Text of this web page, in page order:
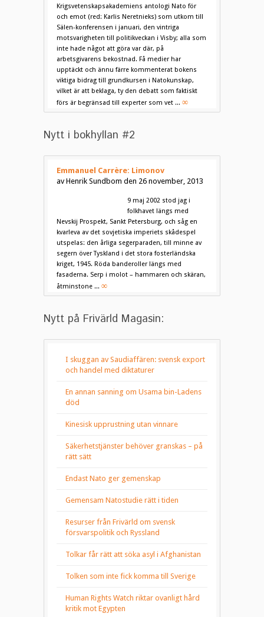
Krigsvetenskapsakademiens antologi Nato för
och emot (red: Karlis Neretnieks) som utkom till
Sälen-konferensen i januari, den vintriga
motsvarigheten till politikveckan i Visby; alla som
inte hade något att göra var där, på
arbetsgivarens bekostnad. Få medier har
upptäckt och ännu färre kommenterat bokens
viktiga bidrag till grundkursen i Natokunskap,
vilket är att beklaga, ty den debatt som faktiskt
förs är begränsad till experter som vet ... ∞
Nytt i bokhyllan #2
Emmanuel Carrère: Limonov
av Henrik Sundbom den 26 november, 2013
9 maj 2002 stod jag i
folkhavet längs med
Nevskij Prospekt, Sankt Petersburg, och såg en
kvarleva av det sovjetiska imperiets skådespel
utspelas: den årliga segerparaden, till minne av
segern över Tyskland i det stora fosterländska
kriget, 1945. Röda banderoller längs med
fasaderna. Serp i molot – hammaren och skäran,
åtminstone ... ∞
Nytt på Frivärld Magasin:
I skuggan av Saudiaffären: svensk export
och handel med diktaturer
En annan sanning om Usama bin-Ladens
död
Kinesisk upprustning utan vinnare
Säkerhetstjänster behöver granskas – på
rätt sätt
Endast Nato ger gemenskap
Gemensam Natostudie rätt i tiden
Resurser från Frivärld om svensk
försvarspolitik och Ryssland
Tolkar får rätt att söka asyl i Afghanistan
Tolken som inte fick komma till Sverige
Human Rights Watch riktar ovanligt hård
kritik mot Egypten